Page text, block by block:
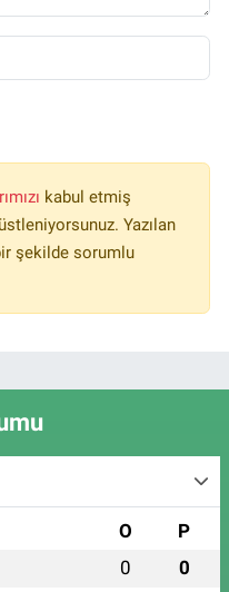
kabul etmiş
Yazılan
şekilde sorumlu
O P
0 0